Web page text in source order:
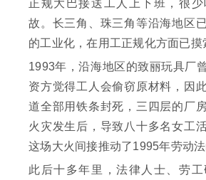
正规大巴接送工人上下班，很
故。长三角、珠三角等沿海地区
的工业化，在用工正规化方面已摸
1993年，沿海地区的致丽玩具厂
资方觉得工人会偷窃原材料，因
道全部用铁条封死，三四层的厂
火灾发生后，导致八十多名女工
这场大火间接推动了1995年劳动法
此后十多年里，法律人士、劳